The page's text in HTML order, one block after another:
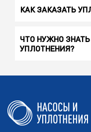
КАК ЗАКАЗАТЬ
ЧТО НУЖНО
УПЛОТНЕНИЯ?